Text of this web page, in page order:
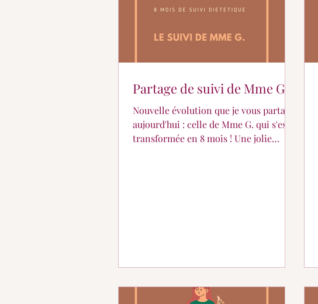
Partage de suivi de Mme G.
Nouvelle évolution que je vous partage
aujourd'hui : celle de Mme G. qui s'est
transformée en 8 mois ! Une jolie